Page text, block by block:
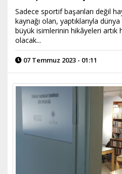
Sadece sportif başarıları değil
kaynağı olan, yaptıklarıyla
büyük isimlerinin hikâyeleri
olacak...
07 Temmuz 2023 - 01:11